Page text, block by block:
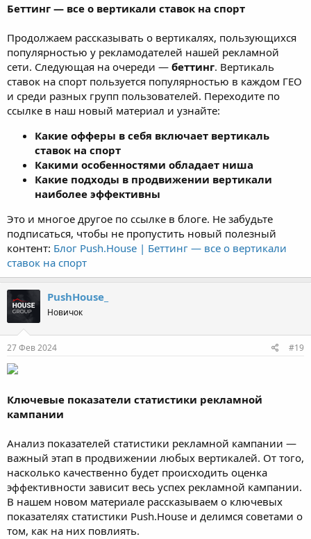
Беттинг — все о вертикали ставок на спорт
Продолжаем рассказывать о вертикалях, пользующихся
популярностью у рекламодателей нашей рекламной
сети. Следующая на очереди — беттинг. Вертикаль
ставок на спорт пользуется популярностью в каждом ГЕО
и среди разных групп пользователей. Переходите по
ссылке в наш новый материал и узнайте:
Какие офферы в себя включает вертикаль
ставок на спорт
Какими особенностями обладает ниша
Какие подходы в продвижении вертикали
наиболее эффективны
Это и многое другое по ссылке в блоге. Не забудьте
подписаться, чтобы не пропустить новый полезный
контент: Блог Push.House | Беттинг — все о вертикали
ставок на спорт
PushHouse_
Новичок
27 Фев 2024 #19
Ключевые показатели статистики рекламной
кампании
Анализ показателей статистики рекламной кампании —
важный этап в продвижении любых вертикалей. От того,
насколько качественно будет происходить оценка
эффективности зависит весь успех рекламной кампании.
В нашем новом материале рассказываем о ключевых
показателях статистики Push.House и делимся советами о
том, как на них повлиять.